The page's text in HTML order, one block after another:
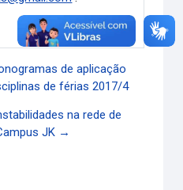
Link direto
de aplicação
de férias 2017/4
na rede de
JK →